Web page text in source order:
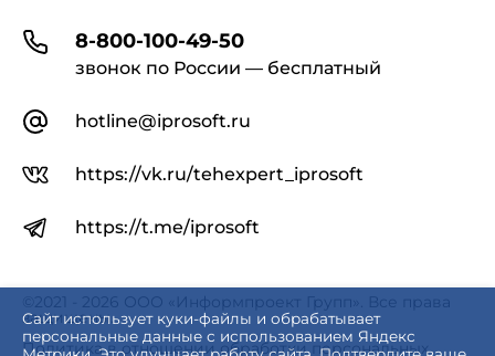
Сайт использует куки-файлы и обрабатывает
персональные данные с использованием Яндекс
8-800-100-49-50
звонок по России — бесплатный
hotline@iprosoft.ru
https://vk.ru/tehexpert_iprosoft
https://t.me/iprosoft
©2021 - 2026 ООО «Информпроект Групп». Все права
защищены.
Политика в отношении обработки персональных